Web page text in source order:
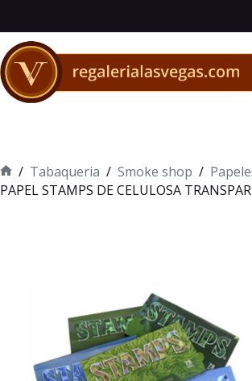
contenido
Inicio
/ Tabaqueria / Smoke shop /
PAPEL STAMPS DE CELULOSA